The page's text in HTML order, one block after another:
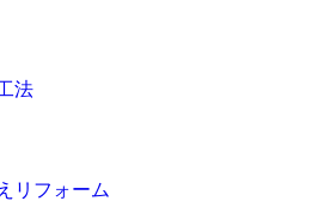
法
リフォーム